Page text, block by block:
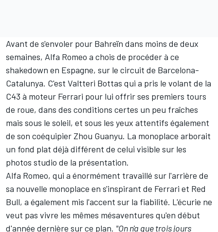
Avant de s'envoler pour Bahreïn dans moins de deux
semaines, Alfa Romeo a chois de procéder à ce
shakedown en Espagne, sur le circuit de Barcelona-
Catalunya. C'est Valtteri Bottas qui a pris le volant de la
C43 à moteur Ferrari pour lui offrir ses premiers tours
de roue, dans des conditions certes un peu fraîches
mais sous le soleil, et sous les yeux attentifs également
de son coéquipier Zhou Guanyu. La monoplace arborait
un fond plat déjà différent de celui visible sur les
photos studio de la présentation.
Alfa Romeo, qui a énormément travaillé sur l'arrière de
sa nouvelle monoplace en s'inspirant de Ferrari et Red
Bull, a également mis l'accent sur la fiabilité. L'écurie ne
veut pas vivre les mêmes mésaventures qu'en début
d'année dernière sur ce plan. "On n'a que trois jours